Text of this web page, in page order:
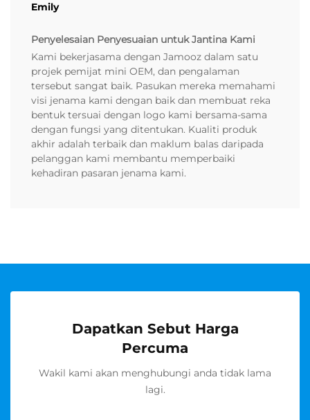
Emily
Penyelesaian Penyesuaian untuk Jantina Kami
Kami bekerjasama dengan Jamooz dalam satu
projek pemijat mini OEM, dan pengalaman
tersebut sangat baik. Pasukan mereka memahami
visi jenama kami dengan baik dan membuat reka
bentuk tersuai dengan logo kami bersama-sama
dengan fungsi yang ditentukan. Kualiti produk
akhir adalah terbaik dan maklum balas daripada
pelanggan kami membantu memperbaiki
kehadiran pasaran jenama kami.
Dapatkan Sebut Harga
Percuma
Wakil kami akan menghubungi anda tidak lama
lagi.